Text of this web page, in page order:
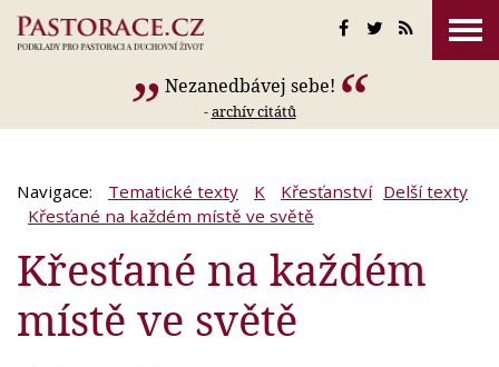
Nezanedbávej sebe!
-archív citátů
Navigace: Tematické texty K Křesťanství Delší texty
Křesťané na každém místě ve světě
Křesťané na každém
místě ve světě